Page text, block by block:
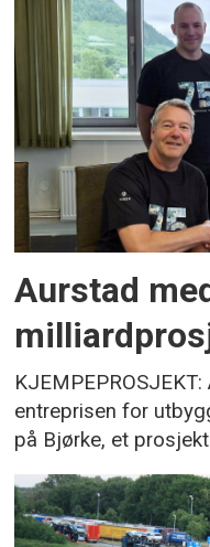
Aurstad
entreprisen for
på Bjørke, et